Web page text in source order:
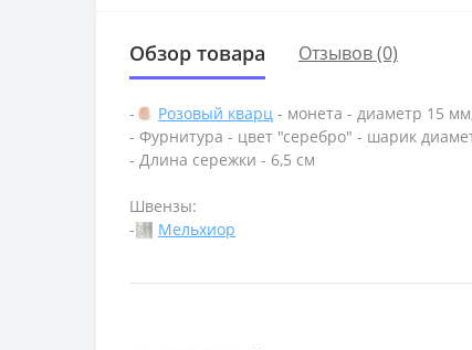
Обзор товара Отзывов (0)
- Розовый кварц - монета - диаметр 15
- Фурнитура - цвет "серебро" - шарик
- Длина сережки - 6,5 см
Швензы:
-
Мельхиор